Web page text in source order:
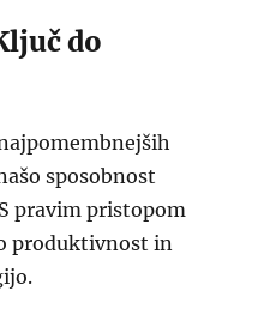
do
sposobnost
pravim pristopom
produktivnost in